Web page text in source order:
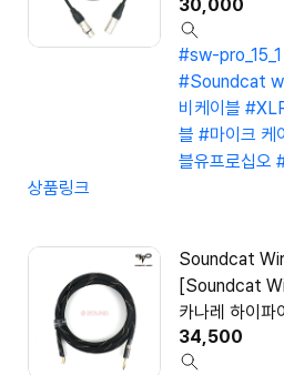
30,000
#sw-pro_15_1
#Soundcat
비케이블
블 #마이크 케
블유프로십오
상품링크
Soundcat
[Soundcat
카나레 하이파
34,500